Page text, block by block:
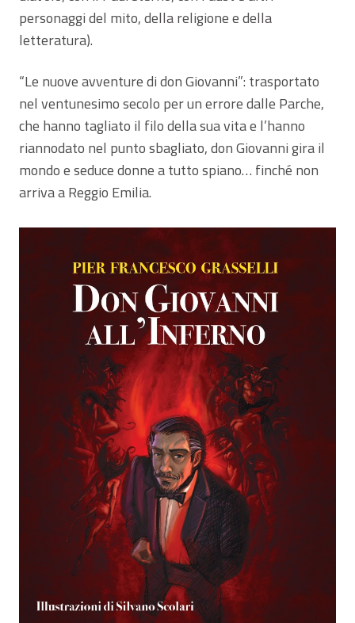
personaggi del mito, della religione e della
letteratura).
“Le nuove avventure di don Giovanni”: trasportato
nel ventunesimo secolo per un errore dalle Parche,
che hanno tagliato il filo della sua vita e l’hanno
riannodato nel punto sbagliato, don Giovanni gira il
mondo e seduce donne a tutto spiano… finché non
arriva a Reggio Emilia.